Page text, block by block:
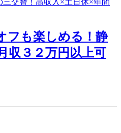
フも楽しめる！静
収３２万円以上可